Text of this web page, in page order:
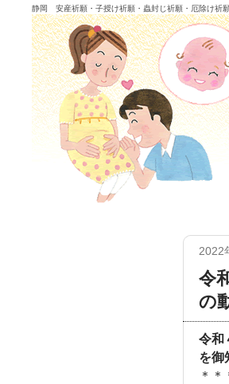
静岡 安産祈願・子授け祈願・蟲封じ祈願・厄除け
2022
令
の
令和
を御
＊＊